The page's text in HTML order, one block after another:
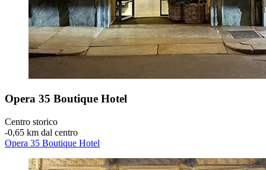
Opera 35 Boutique Hotel
Centro storico
‐0,65 km dal centro
Opera 35 Boutique Hotel